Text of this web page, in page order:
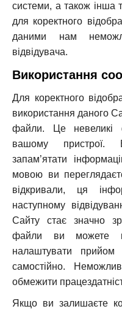
системи, а також інша
для коректного
даними нам
відвідувача.
Використання
Для коректного
використання даного
файли. Це невеликі
вашому пристрої.
запам’ятати
мовою ви
відкривали, ця
наступному
Сайту стає значно
файли ви можете
налаштувати прийом
самостійно.
обмежити
Якщо ви залишаєте